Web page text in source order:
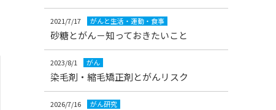
2021/7/17 がんと生活・運動・食事
砂糖とがん－知っておきたいこと
2023/8/1 がん
染毛剤・縮毛矯正剤とがんリスク
2026/7/16 がん研究